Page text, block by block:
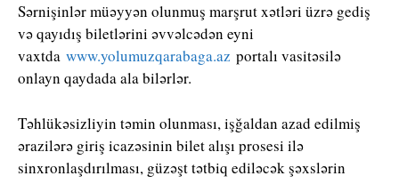
Sərnişinlər müəyyən olunmuş marşrut xətləri üzrə gediş
və qayıdış biletlərini əvvəlcədən eyni
vaxtda www.yolumuzqarabaga.az portalı vasitəsilə
onlayn qaydada ala bilərlər.
Təhlükəsizliyin təmin olunması, işğaldan azad edilmiş
ərazilərə giriş icazəsinin bilet alışı prosesi ilə
sinxronlaşdırılması, güzəşt tətbiq ediləcək şəxslərin